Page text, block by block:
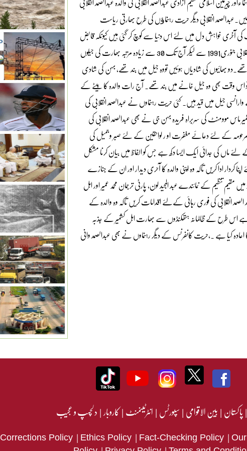
انقلابی دیگر حریت رہنماﺅں کی طرح بھارتی ریاست
کی آخری خواہش دل میں لئے اس دنیا سے کوچ کر گئی ہیں کیونکہ قابض
انتظامیہ نے انہیں اپنے بیٹے سے ملاقات کی اجازت نہیں دی تھی۔ عبدالصمد انقلابی جنوری1991 سے لیکر آج تک 30 سے زیادہ مرتبہ بھارت کی جیلوں
بھائیوں کی شادیاں ہوئیں تووہ جیل میں بند تھے, بہن کی شادی
تو اس وقت بھی وہ جیل خانے میں بند تھے۔ آج رات والدہ کا بیٹے کے
جیل میں قید ہیں۔ کئی حریت رہنماوں نے عبدالصمد انقلابی کی
ماس موومنٹ کی سربراہ فریدہ بہن جی نے بھی عبدالصمد انقلابی کی
مرحومہ کے لئے دعائے مغفرت او ر لواحقین کے لئے صبر وجمیل کی
ماں کی جدائی ایک ایسا دکھ ہے جس کو الفاظ میں بیان کرنا مشکل
کردار ادا کریں تاکہ وہ اپنی والدہ کا آحری دیدار اور ان کے جنازے
تنظیم کے نمائندے عبد المجید لون, پارٹی ترجمان محمد عمیر اور اہل
انقلابی کی فوری رہائی کےلئے اقدامات کریں تاکہ وہ والدہ کے
ہے اس طرح کے ظالمانہ ہتھکنڈوں سے بھارت اہل کشمیر کے جذبہ
کیا ہے ۔،حریت کانفرنس کے دیگر رہنماوں نے بھی عبدالصمد وانی
|پاکستان|بین الاقوامی|سپورٹس|انٹرٹینمنٹ|کاروبار|دلچسپ و عجیب
Corrections Policy | Ethics Policy | Fact-Checking Policy |